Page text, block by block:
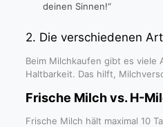
deinen Sinnen!“
2. Die verschiedenen
Beim Milchkaufen gibt es viele
Haltbarkeit. Das hilft,
Frische Milch vs. H-
Frische Milch hält maximal 10